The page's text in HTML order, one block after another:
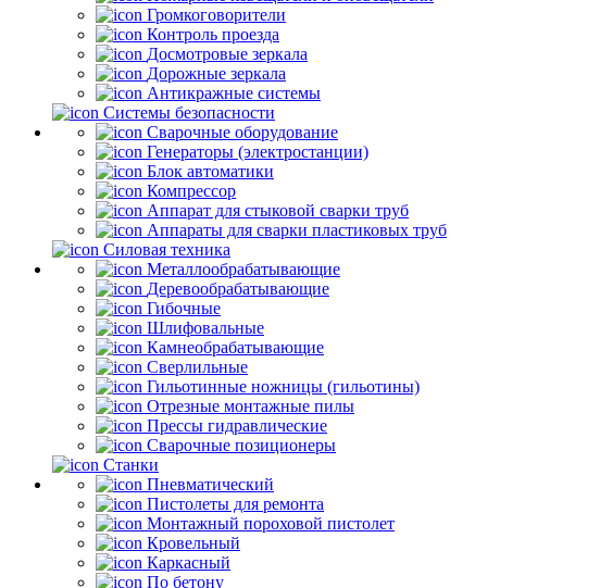
Громкоговорители
Контроль проезда
Досмотровые зеркала
Дорожные зеркала
Антикражные системы
Системы безопасности
Сварочные оборудование
Генераторы (электростанции)
Блок автоматики
Компрессор
Аппарат для стыковой сварки труб
Аппараты для сварки пластиковых труб
Силовая техника
Металлообрабатывающие
Деревообрабатывающие
Гибочные
Шлифовальные
Камнеобрабатывающие
Сверлильные
Гильотинные ножницы (гильотины)
Отрезные монтажные пилы
Прессы гидравлические
Сварочные позиционеры
Станки
Пневматический
Пистолеты для ремонта
Монтажный пороховой пистолет
Кровельный
Каркасный
По бетону